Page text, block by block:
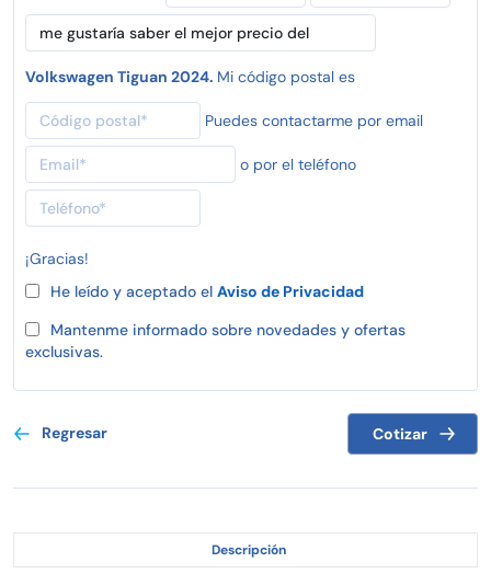
Volkswagen Tiguan 2024. Mi código postal es
Puedes contactarme por email
o por el teléfono
¡Gracias!
He leído y aceptado el Aviso de Privacidad
Mantenme informado sobre novedades y ofertas
exclusivas.
Regresar Cotizar
Descripción